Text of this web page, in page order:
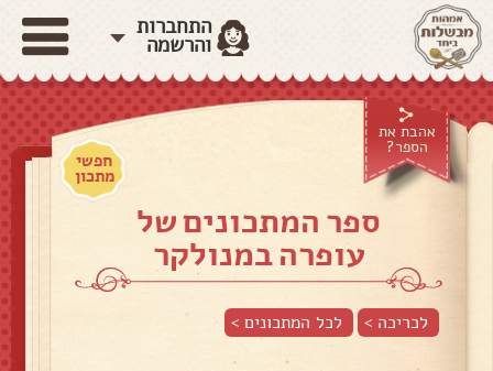
התחברות
והרשמה
אהבת את
הספר?
חפשי
מתכון
ספר המתכונים של
עופרה במנולקר
לכריכה > לכל המתכונים >